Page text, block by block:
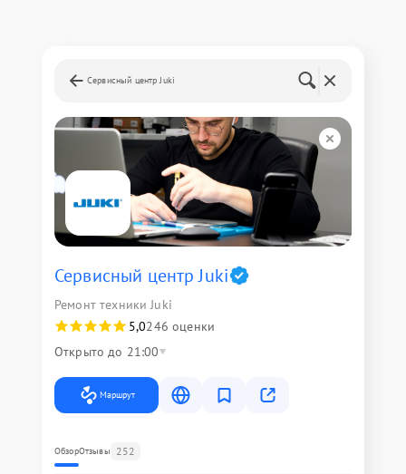
Сервисный центр Juki
Сервисный центр Juki
Ремонт техники Juki
5,0246 оценки
Открыто до 21:00
Маршрут
ОбзорОтзывы 252